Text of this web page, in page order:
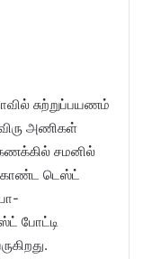
சுற்றுப்பயணம்
அணிகள்
சமனில்
கொண்ட டெஸ்ட்
போட்டி